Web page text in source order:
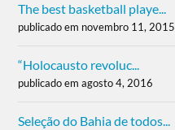
The best basketball playe...
publicado em novembro 11, 2015
“Holocausto revoluc...
publicado em agosto 4, 2016
Seleção do Bahia de todos...